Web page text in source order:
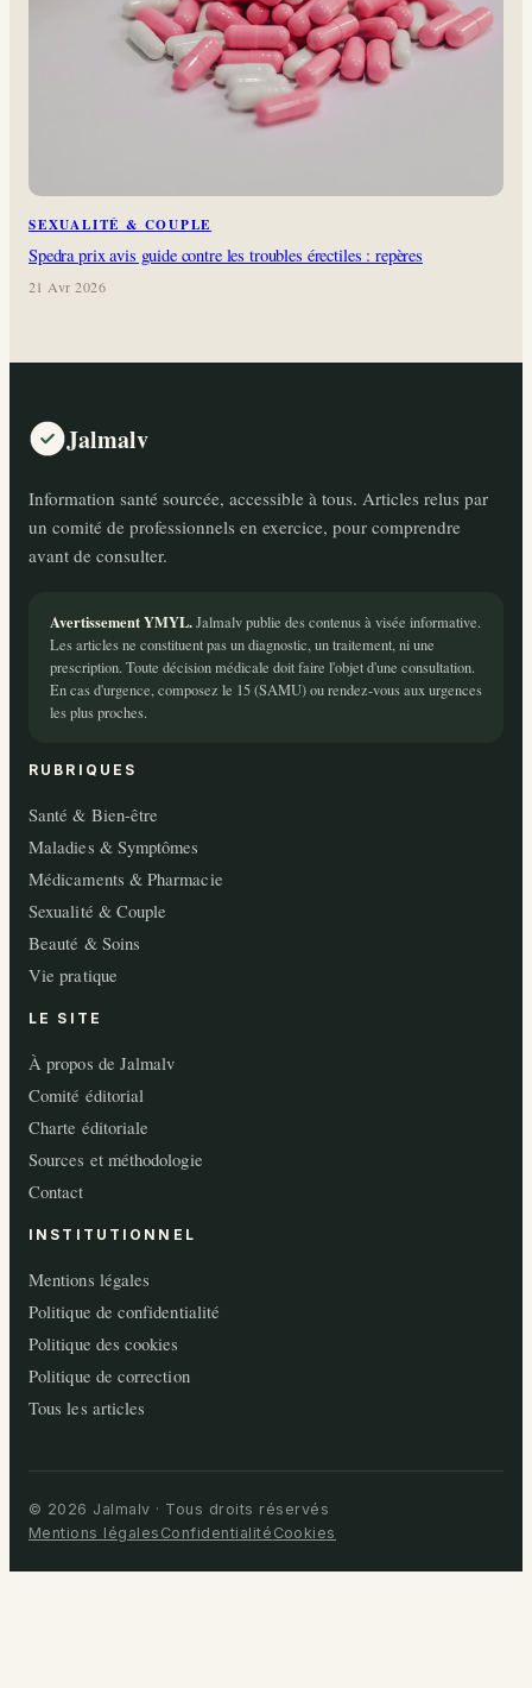
SEXUALITÉ & COUPLE
Spedra prix avis guide contre les troubles érectiles : repères
21 Avr 2026
Jalmalv
Information santé sourcée, accessible à tous. Articles relus par
un comité de professionnels en exercice, pour comprendre
avant de consulter.
Avertissement YMYL.Jalmalv publie des contenus à visée informative.
Les articles ne constituent pas un diagnostic, un traitement, ni une
prescription. Toute décision médicale doit faire l'objet d'une consultation.
En cas d'urgence, composez le 15 (SAMU) ou rendez-vous aux urgences
les plus proches.
RUBRIQUES
Santé & Bien-être
Maladies & Symptômes
Médicaments & Pharmacie
Sexualité & Couple
Beauté & Soins
Vie pratique
LE SITE
À propos de Jalmalv
Comité éditorial
Charte éditoriale
Sources et méthodologie
Contact
INSTITUTIONNEL
Mentions légales
Politique de confidentialité
Politique des cookies
Politique de correction
Tous les articles
© 2026 Jalmalv · Tous droits réservés
Mentions légales Confidentialité Cookies